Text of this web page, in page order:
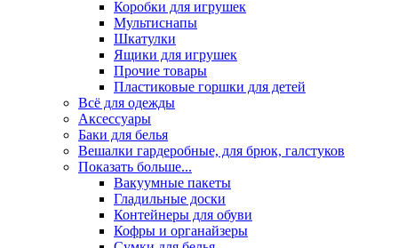
Коробки для игрушек
Мультиснапы
Шкатулки
Ящики для игрушек
Прочие товары
Пластиковые горшки для детей
Всё для одежды
Аксессуары
Баки для белья
Вешалки гардеробные, для брюк, галстуков
Показать больше...
Вакуумные пакеты
Гладильные доски
Контейнеры для обуви
Кофры и органайзеры